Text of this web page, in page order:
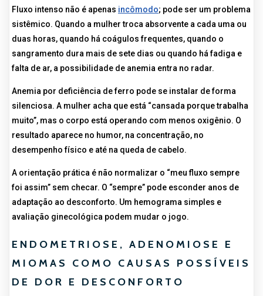
Fluxo intenso não é apenas incômodo; pode ser um problema
sistêmico. Quando a mulher troca absorvente a cada uma ou
duas horas, quando há coágulos frequentes, quando o
sangramento dura mais de sete dias ou quando há fadiga e
falta de ar, a possibilidade de anemia entra no radar.
Anemia por deficiência de ferro pode se instalar de forma
silenciosa. A mulher acha que está “cansada porque trabalha
muito”, mas o corpo está operando com menos oxigênio. O
resultado aparece no humor, na concentração, no
desempenho físico e até na queda de cabelo.
A orientação prática é não normalizar o “meu fluxo sempre
foi assim” sem checar. O “sempre” pode esconder anos de
adaptação ao desconforto. Um hemograma simples e
avaliação ginecológica podem mudar o jogo.
ENDOMETRIOSE, ADENOMIOSE E
MIOMAS COMO CAUSAS POSSÍVEIS
DE DOR E DESCONFORTO